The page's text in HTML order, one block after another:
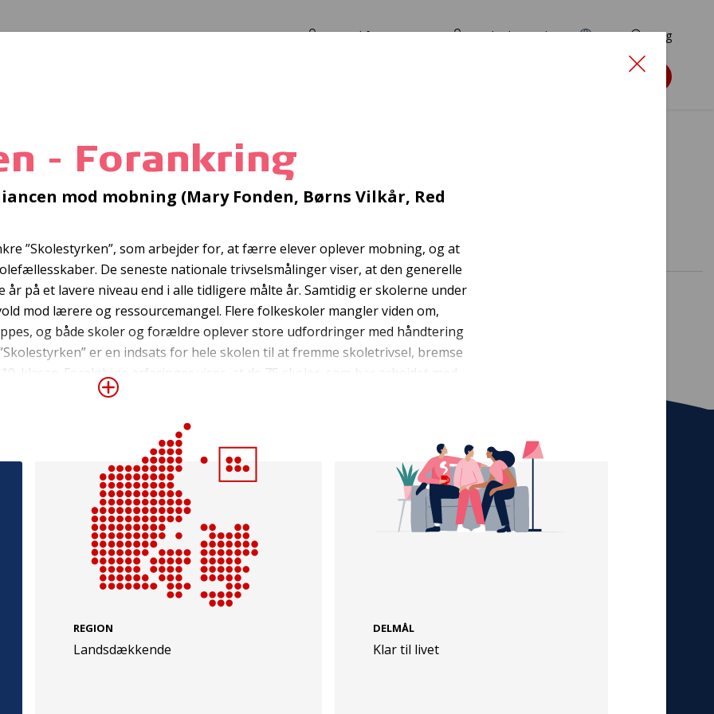
Log ind for ansøgere TryghedsPortalen EN Søg
Søg støtte
En at tale med
- Forankring
mod mobning (Mary Fonden, Børns Vilkår, Red
”Skolestyrken”, som arbejder for, at færre elever oplever mobning, og at
De seneste nationale trivselsmålinger viser, at den generelle
på et lavere niveau end i alle tidligere målte år. Samtidig er skolerne under
mod lærere og ressourcemangel. Flere folkeskoler mangler viden om,
og både skoler og forældre oplever store udfordringer med håndtering
er en indsats for hele skolen til at fremme skoletrivsel, bremse
klasse. Foreløbige erfaringer viser, at de 75 skoler, som har arbejdet med
social trivsel end sammenlignelige skoler uden Skolestyrken. Indsatsen skal
samt et styrket forælder- og skolebestyrelsesarbejde.
REGION
Landsdækkende
DELMÅL
Klar til livet
Tilmeld nyhedsbrev
De seneste nyheder om TrygFondens og
TryghedsGruppens aktiviteter direkte i din
indbakke.
Persondata
Følg os
TryghedsGruppen
Facebook LinkedIn
TrygFonden
Facebook